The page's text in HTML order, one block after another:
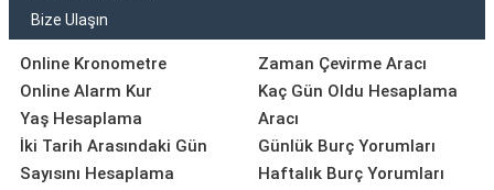
Bize Ulaşın
Online Kronometre
Online Alarm Kur
Yaş Hesaplama
İki Tarih Arasındaki Gün
Sayısını Hesaplama
Zaman Çevirme Aracı
Kaç Gün Oldu Hesaplama
Aracı
Günlük Burç Yorumları
Haftalık Burç Yorumları